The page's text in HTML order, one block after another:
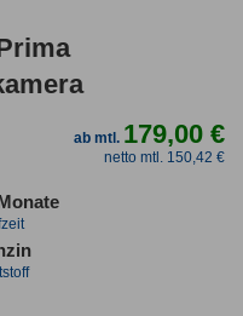
ab mtl. 179,00 €
netto mtl. 150,42 €